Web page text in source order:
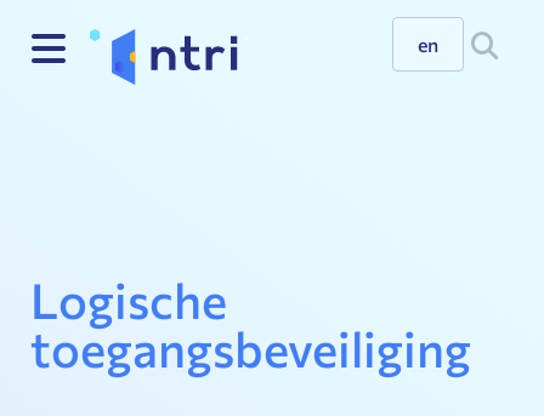
en
Logische
toegangsbeveiliging